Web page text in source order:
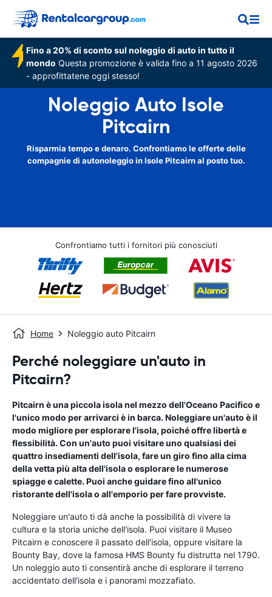
Fino a 20% di sconto sul noleggio di auto in tutto il
mondo Questa promozione è valida fino a 11 agosto 2026
- approfittatene oggi stesso!
Noleggio Auto Isole
Pitcairn
Risparmia tempo e denaro. Confrontiamo le offerte delle
compagnie di autonoleggio in Isole Pitcairn al posto tuo.
Confrontiamo tutti i fornitori più conosciuti
Home Noleggio auto Pitcairn
Perché noleggiare un'auto in
Pitcairn?
Pitcairn è una piccola isola nel mezzo dell'Oceano Pacifico e
l'unico modo per arrivarci è in barca. Noleggiare un'auto è il
modo migliore per esplorare l'isola, poiché offre libertà e
flessibilità. Con un'auto puoi visitare uno qualsiasi dei
quattro insediamenti dell'isola, fare un giro fino alla cima
della vetta più alta dell'isola o esplorare le numerose
spiagge e calette. Puoi anche guidare fino all'unico
ristorante dell'isola o all'emporio per fare provviste.
Noleggiare un'auto ti dà anche la possibilità di vivere la
cultura e la storia uniche dell'isola. Puoi visitare il Museo
Pitcairn e conoscere il passato dell'isola, oppure visitare la
Bounty Bay, dove la famosa HMS Bounty fu distrutta nel 1790.
Un noleggio auto ti consentirà anche di esplorare il terreno
accidentato dell'isola e i panorami mozzafiato.